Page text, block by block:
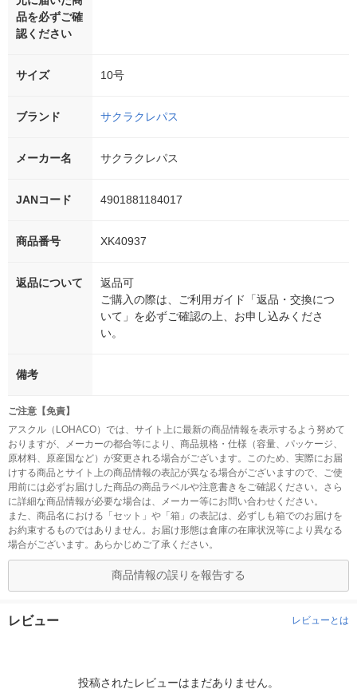
品を必ずご確
認ください
サイズ 10号
ブランド サクラクレパス
メーカー名 サクラクレパス
JANコード 4901881184017
商品番号 XK40937
返品について
返品可
ご購入の際は、ご利用ガイド「返品・交換につ
いて」を必ずご確認の上、お申し込みくださ
い。
備考
ご注意【免責】
アスクル（LOHACO）では、サイト上に最新の商品情報を表示するよう努めて
おりますが、メーカーの都合等により、商品規格・仕様（容量、パッケージ、
原材料、原産国など）が変更される場合がございます。このため、実際にお届
けする商品とサイト上の商品情報の表記が異なる場合がございますので、ご使
用前には必ずお届けした商品の商品ラベルや注意書きをご確認ください。さら
に詳細な商品情報が必要な場合は、メーカー等にお問い合わせください。
また、商品名における「セット」や「箱」の表記は、必ずしも箱でのお届けを
お約束するものではありません。お届け形態は倉庫の在庫状況等により異なる
場合がございます。あらかじめご了承ください。
商品情報の誤りを報告する
レビュー レビューとは
投稿されたレビューはまだありません。